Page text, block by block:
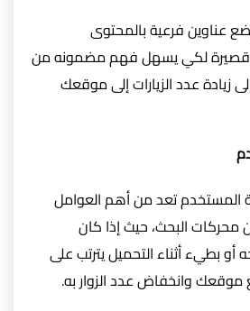
عناوين فرعية بالمحتوى
قصيرة لكي يسهل فهم مضمونه من
زيادة عدد الزيارات إلى موقعك
المستخدم تعد من أهم العوامل
البحث، حيث إذا كان
بطيء أثناء التحميل يترتب على
موقعك وانخفاض عدد الزوار به.